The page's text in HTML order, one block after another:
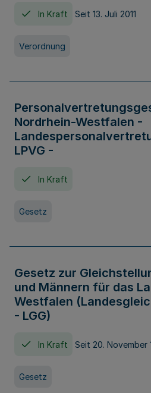
In Kraft Seit 13. Juli 2011
Verordnung
Nordrhein-Westfalen -
LPVG -
In Kraft
Gesetz
Gesetz zur
und Männern für das
Westfalen
- LGG)
In Kraft Seit 20. November
Gesetz